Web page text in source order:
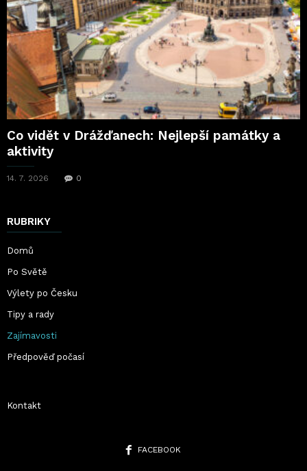
Co vidět v Drážďanech: Nejlepší památky a
aktivity
14. 7. 2026 0
RUBRIKY
Domů
Po Světě
Výlety po Česku
Tipy a rady
Zajímavosti
Předpověď počasí
Kontakt
FACEBOOK